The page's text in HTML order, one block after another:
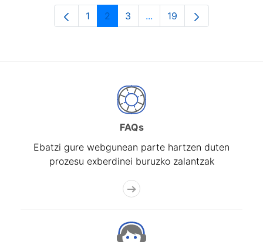
Orrialdea
1 Orrialdea
2 Orrialdea
3 ...Intermediate Pages Use
Orrialdea
19
FAQs
Ebatzi gure webgunean parte hartzen duten
prozesu exberdinei buruzko zalantzak